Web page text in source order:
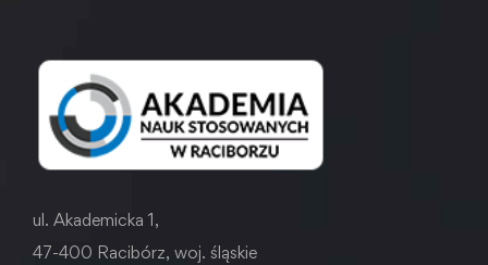
ul. Akademicka 1,
47-400 Racibórz, woj. śląskie